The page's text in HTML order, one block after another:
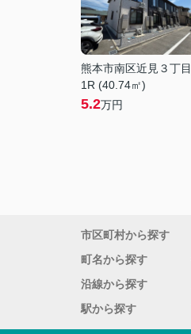
熊本市南区近見３丁目
1R (40.74㎡)
5.2万円
市区町村から探す
町名から探す
沿線から探す
駅から探す